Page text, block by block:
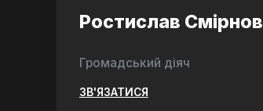
Ростислав Смірнов
Громадський діяч
ЗВ'ЯЗАТИСЯ